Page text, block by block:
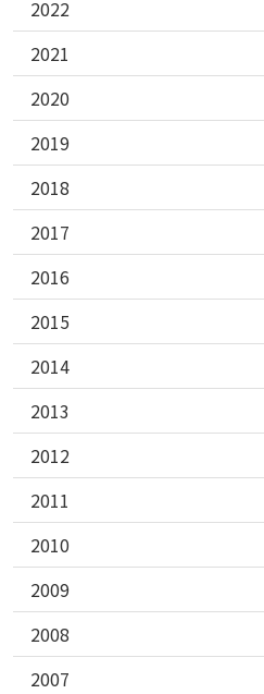
2022
2021
2020
2019
2018
2017
2016
2015
2014
2013
2012
2011
2010
2009
2008
2007